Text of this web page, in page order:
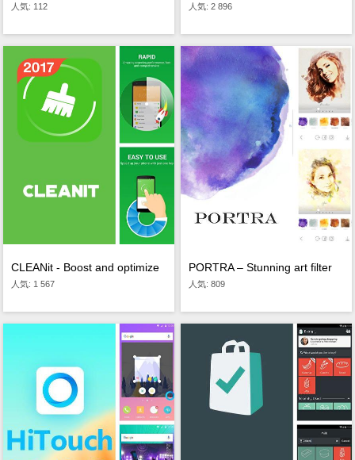
人気: 112 人気: 2 896
CLEANit - Boost and optimize
人気: 1 567
PORTRA – Stunning art filter
人気: 809